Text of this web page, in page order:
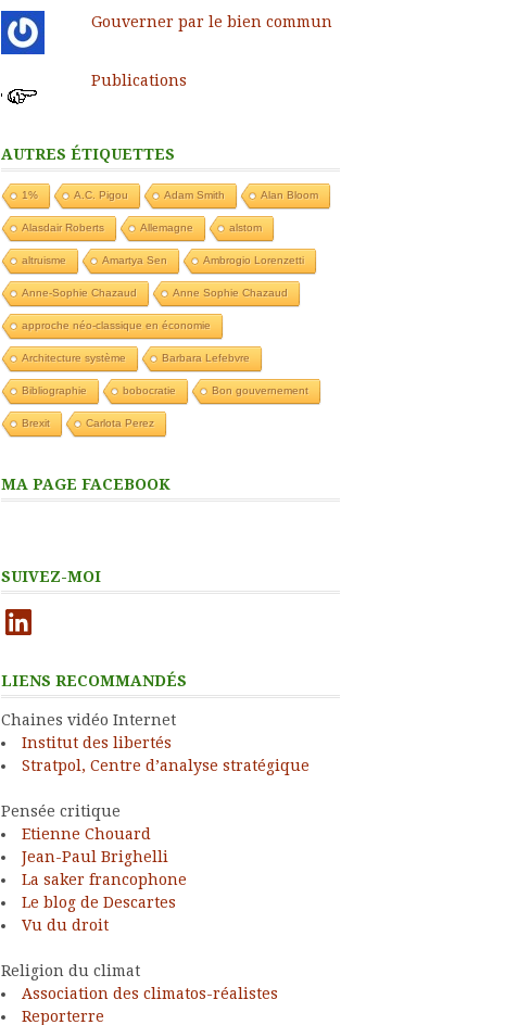
Gouverner par le bien commun
Publications
AUTRES ÉTIQUETTES
1% A.C. Pigou Adam Smith Alan Bloom
Alasdair Roberts Allemagne alstom
altruisme Amartya Sen Ambrogio Lorenzetti
Anne-Sophie Chazaud Anne Sophie Chazaud
approche néo-classique en économie
Architecture système Barbara Lefebvre
Bibliographie bobocratie Bon gouvernement
Brexit Carlota Perez
MA PAGE FACEBOOK
SUIVEZ-MOI
LinkedIn
LIENS RECOMMANDÉS
Chaines vidéo Internet
Institut des libertés
Stratpol, Centre d’analyse stratégique
Pensée critique
Etienne Chouard
Jean-Paul Brighelli
La saker francophone
Le blog de Descartes
Vu du droit
Religion du climat
Association des climatos-réalistes
Reporterre